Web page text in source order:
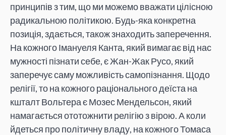
принципів з тим, що ми можемо вважати цілісною
радикальною політикою. Будь-яка конкретна
позиція, здається, також знаходить заперечення.
На кожного Імануеля Канта, який вимагає від нас
мужності пізнати себе, є Жан-Жак Русо, який
заперечує саму можливість самопізнання. Щодо
релігії, то на кожного раціонального деїста на
кшталт Вольтера є Мозес Мендельсон, який
намагається ототожнити релігію з вірою. А коли
йдеться про політичну владу, на кожного Томаса